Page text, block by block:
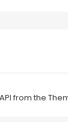
from the